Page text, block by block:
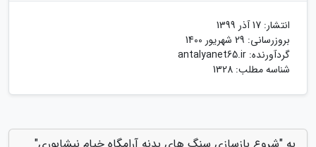
انتشار: 17 آذر 1399
بروزرسانی: 29 شهریور 1400
گردآورنده: antalyanet65.ir
شناسه مطلب: 1328